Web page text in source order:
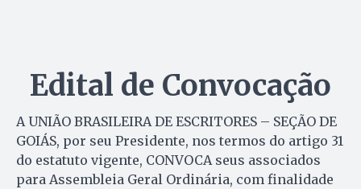
Edital de Convocação
A UNIÃO BRASILEIRA DE ESCRITORES – SEÇÃO DE
GOIÁS, por seu Presidente, nos termos do artigo 31
do estatuto vigente, CONVOCA seus associados
para Assembleia Geral Ordinária, com finalidade